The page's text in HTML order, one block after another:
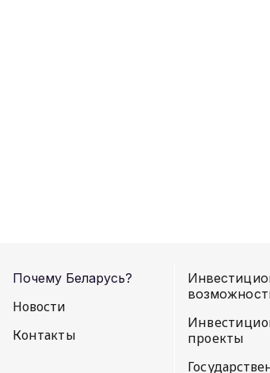
Почему Беларусь?
Новости
Контакты
проекты